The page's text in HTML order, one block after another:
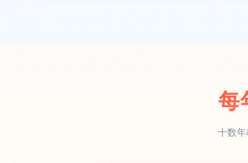
每
十数